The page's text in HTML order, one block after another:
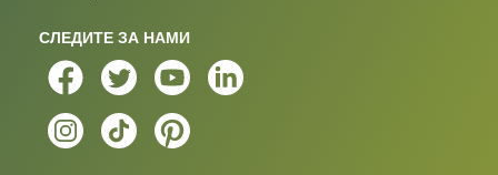
СЛЕДИТЕ ЗА НАМИ